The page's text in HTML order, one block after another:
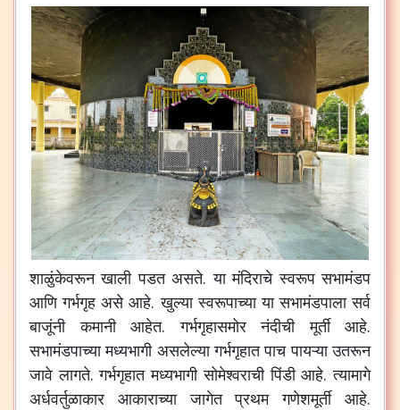
शाळुंकेवरून खाली पडत असते.या मंदिराचे स्वरूप सभामंडप
आणि गर्भगृह असे आहे.खुल्या स्वरूपाच्या या सभामंडपाला सर्व
बाजूंनी
कमानी आहेत.गर्भगृहासमोर नंदीची मूर्ती आहे.
सभामंडपाच्या मध्यभागी असलेल्या गर्भगृहात पाच पायऱ्या उतरून
जावे लागते.गर्भगृहात मध्यभागी सोमेश्वराची पिंडी आहे.त्यामागे
अर्धवर्तुळाकार
आकाराच्या जागेत प्रथम गणेशमूर्ती आहे.